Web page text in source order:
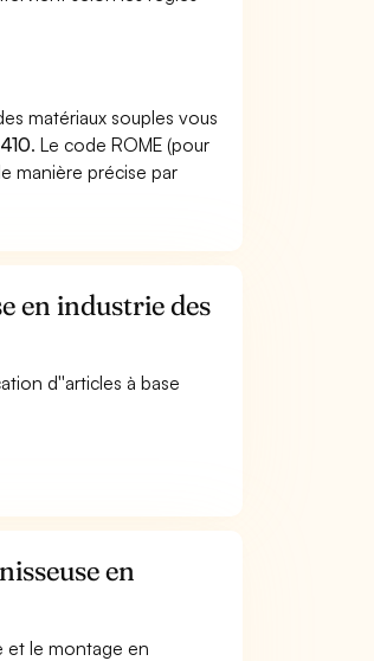
matériaux souples vous
. Le code ROME (pour
manière précise par
en industrie des
d''articles à base
en
et le montage en